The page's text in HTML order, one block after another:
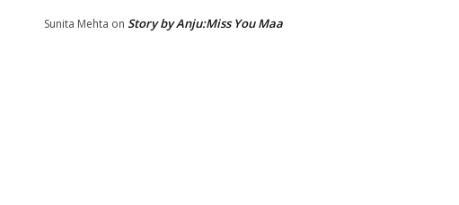
Sunita Mehta on Story by Anju:Miss You Maa